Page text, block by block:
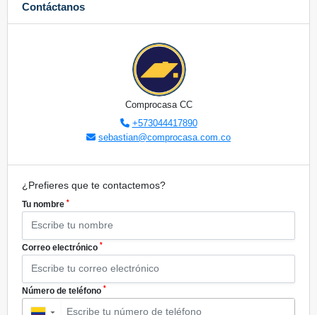
Contáctanos
Comprocasa CC
+573044417890
sebastian@comprocasa.com.co
¿Prefieres que te contactemos?
Tu nombre *
Correo electrónico *
Número de teléfono *
▼